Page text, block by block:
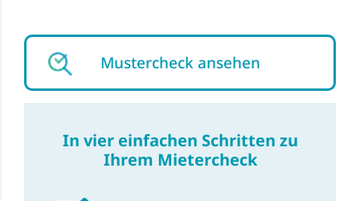
Mustercheck ansehen
In vier einfachen Schritten zu
Ihrem Mietercheck